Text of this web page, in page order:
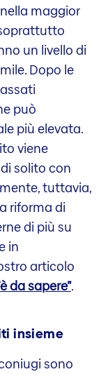
maggior
un livello di
Dopo le
può
più elevata.
viene
solito con
tuttavia,
riforma di
di più su
in
articolo
da sapere”.
insieme
sono